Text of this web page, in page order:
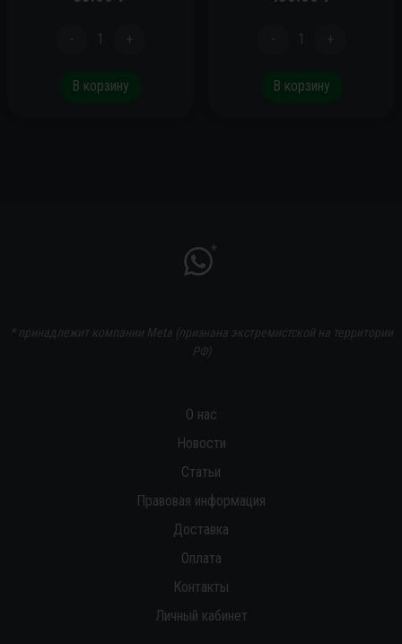
- 1 +
В корзину
- 1 +
В корзину
*
* принадлежит компании Meta (признана экстремистской на территории
РФ)
О нас
Новости
Статьи
Правовая информация
Доставка
Оплата
Контакты
Личный кабинет